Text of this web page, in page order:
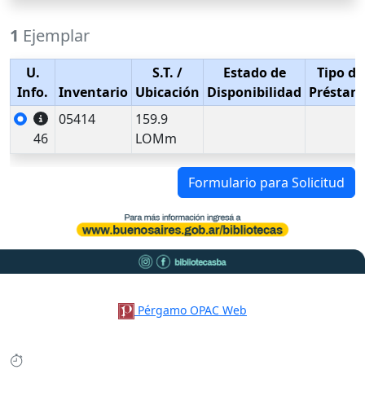
1 Ejemplar
U.
Info.
Inventario
S.T. /
Ubicación
Estado de
Disponibilidad
Tipo de
46
05414
159.9
LOMm
Formulario para Solicitud
Pérgamo OPAC Web